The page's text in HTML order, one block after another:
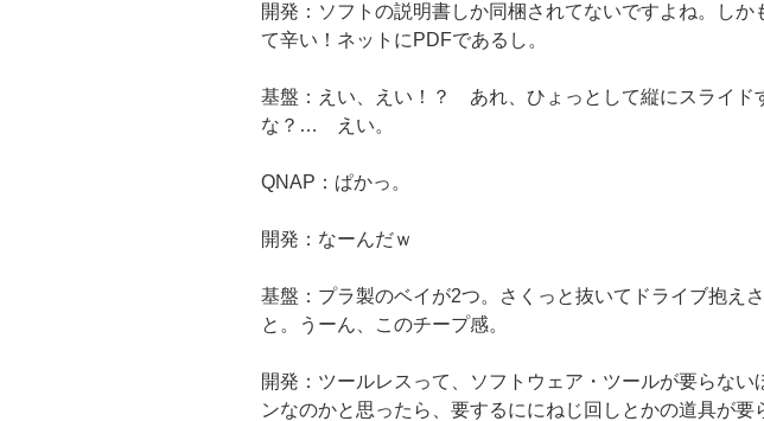
開発：ソフトの説明書しか同梱されてないですよね。しか
て辛い！ネットにPDFであるし。
基盤：えい、えい！？ あれ、ひょっとして縦にスライド
な？… えい。
QNAP：ぱかっ。
開発：なーんだｗ
基盤：プラ製のベイが2つ。さくっと抜いてドライブ抱え
と。うーん、このチープ感。
開発：ツールレスって、ソフトウェア・ツールが要らない
ンなのかと思ったら、要するににねじ回しとかの道具が要